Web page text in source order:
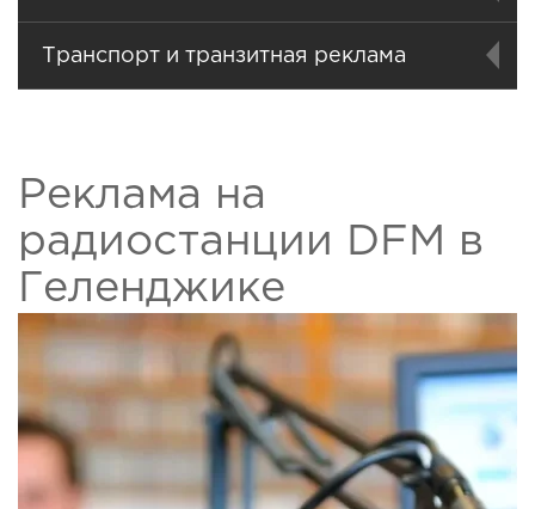
Транспорт и транзитная реклама
Реклама на
радиостанции DFM в
Геленджике